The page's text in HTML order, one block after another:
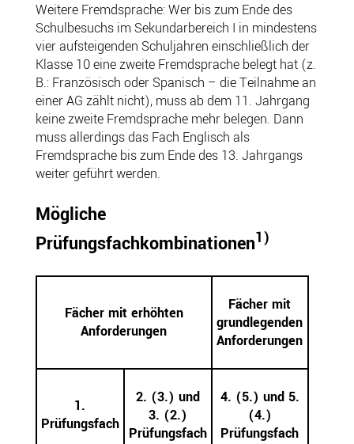
Weitere Fremdsprache: Wer bis zum Ende des
Schulbesuchs im Sekundarbereich I in mindestens
vier aufsteigenden Schuljahren einschließlich der
Klasse 10 eine zweite Fremdsprache belegt hat (z.
B.: Französisch oder Spanisch – die Teilnahme an
einer AG zählt nicht), muss ab dem 11. Jahrgang
keine zweite Fremdsprache mehr belegen. Dann
muss allerdings das Fach Englisch als
Fremdsprache bis zum Ende des 13. Jahrgangs
weiter geführt werden.
Mögliche
Prüfungsfachkombinationen1)
Fächer mit erhöhten
Anforderungen
Fächer mit
grundlegenden
Anforderungen
1.
Prüfungsfach
2. (3.) und
3. (2.)
Prüfungsfach
4. (5.) und 5.
(4.)
Prüfungsfach